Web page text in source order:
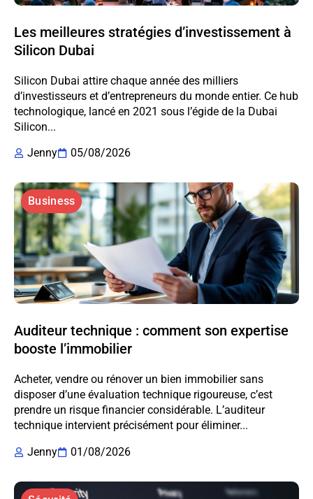
Les meilleures stratégies d’investissement à
Silicon Dubai
Silicon Dubai attire chaque année des milliers
d’investisseurs et d’entrepreneurs du monde entier. Ce hub
technologique, lancé en 2021 sous l’égide de la Dubai
Silicon...
Jenny
05/08/2026
Business
Auditeur technique : comment son expertise
booste l’immobilier
Acheter, vendre ou rénover un bien immobilier sans
disposer d’une évaluation technique rigoureuse, c’est
prendre un risque financier considérable. L’auditeur
technique intervient précisément pour éliminer...
Jenny
01/08/2026